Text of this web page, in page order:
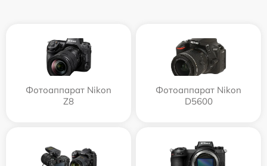
Фотоаппарат Nikon
Z8
Фотоаппарат Nikon
D5600